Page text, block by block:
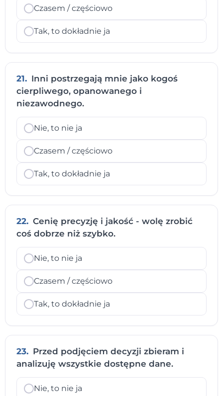
Czasem / częściowo
Tak, to dokładnie ja
21. Inni postrzegają mnie jako kogoś
cierpliwego, opanowanego i
niezawodnego.
Nie, to nie ja
Czasem / częściowo
Tak, to dokładnie ja
22. Cenię precyzję i jakość - wolę zrobić
coś dobrze niż szybko.
Nie, to nie ja
Czasem / częściowo
Tak, to dokładnie ja
23. Przed podjęciem decyzji zbieram i
analizuję wszystkie dostępne dane.
Nie, to nie ja